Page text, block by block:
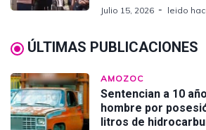
Julio 15, 2026 leido
ÚLTIMAS PUBLICACIONES
AMOZOC
Sentencian a 10
hombre por
litros de